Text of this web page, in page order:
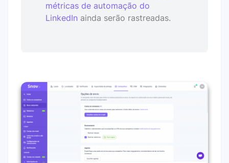
métricas de automação do
LinkedIn ainda serão rastreadas.